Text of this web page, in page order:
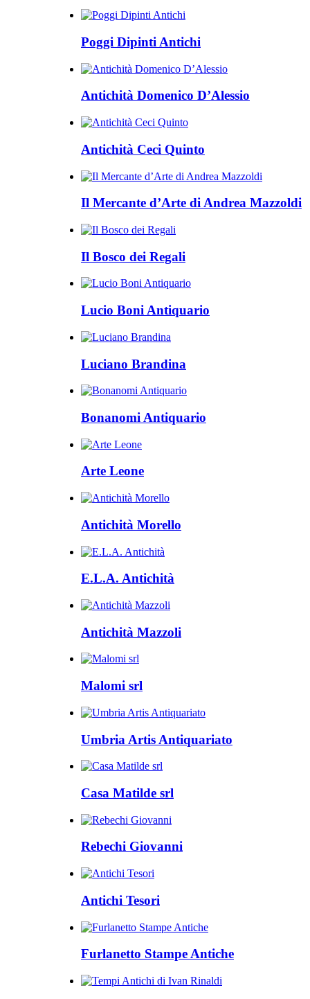
Poggi Dipinti Antichi
Antichità Domenico D’Alessio
Antichità Ceci Quinto
Il Mercante d’Arte di Andrea Mazzoldi
Il Bosco dei Regali
Lucio Boni Antiquario
Luciano Brandina
Bonanomi Antiquario
Arte Leone
Antichità Morello
E.L.A. Antichità
Antichità Mazzoli
Malomi srl
Umbria Artis Antiquariato
Casa Matilde srl
Rebechi Giovanni
Antichi Tesori
Furlanetto Stampe Antiche